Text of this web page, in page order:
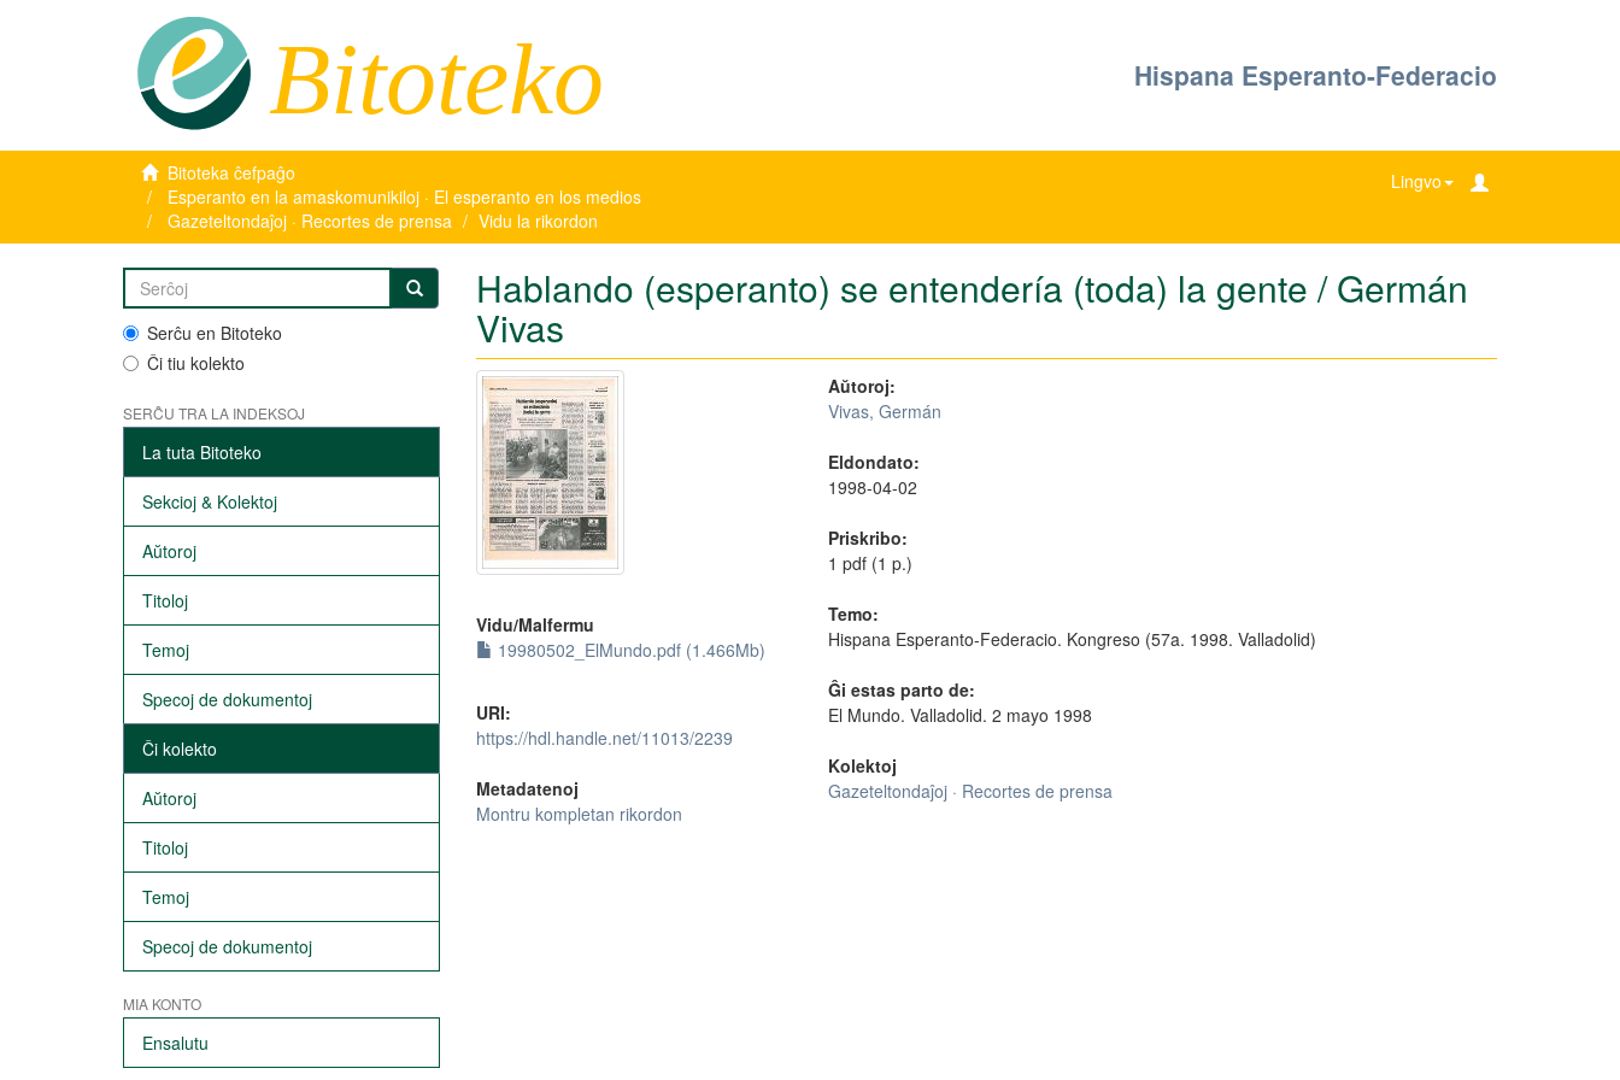
Bitoteko Hispana Esperanto-Federacio
Bitoteka ĉefpaĝo
Esperanto en la amaskomunikiloj · El esperanto en los medios
Gazeteltondaĵoj · Recortes de prensa
Vidu la rikordon
Lingvo
Serĉu en Bitoteko
Ĉi tiu kolekto
SERĈU TRA LA INDEKSOJ
La tuta Bitoteko
Sekcioj & Kolektoj
Aŭtoroj
Titoloj
Temoj
Specoj de dokumentoj
Ĉi kolekto
Aŭtoroj
Titoloj
Temoj
Specoj de dokumentoj
MIA KONTO
Ensalutu
Hablando (esperanto) se entendería (toda) la gente / Germán
Vivas
Vidu/Malfermu
19980502_ElMundo.pdf (1.466Mb)
URI:
https://hdl.handle.net/11013/2239
Metadatenoj
Montru kompletan rikordon
Aŭtoroj:
Vivas, Germán
Eldondato:
1998-04-02
Priskribo:
1 pdf (1 p.)
Temo:
Hispana Esperanto-Federacio. Kongreso (57a. 1998. Valladolid)
Ĝi estas parto de:
El Mundo. Valladolid. 2 mayo 1998
Kolektoj
Gazeteltondaĵoj · Recortes de prensa